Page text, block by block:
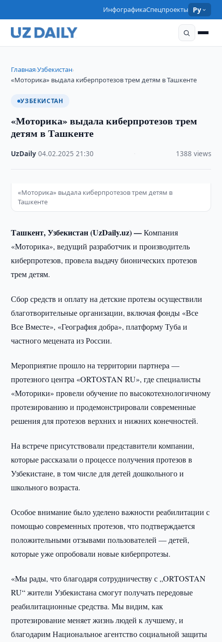
ИнфографикаСпецпроекты Ру
Главная›Узбекистан›
«Моторика» выдала киберпротезов трем детям в Ташкенте
УЗБЕКИСТАН
«Моторика» выдала киберпротезов трем
детям в Ташкенте
UzDaily ·04.02.2025 ·21:30 1388 views
«Моторика» выдала киберпротезов трем детям в
Ташкенте
Ташкент, Узбекистан (UzDaily.uz) —Компания
«Моторика», ведущий разработчик и производитель
киберпротезов, провела выдачу бионических протезов
трем детям.
Сбор средств и оплату на детские протезы осуществили
благотворительные организации, включая фонды «Все
Все Вместе», «География добра», платформу Туба и
частного мецената из России.
Мероприятие прошло на территории партнера —
протезного центра «ORTOSTAN RU», где специалисты
«Моторики» провели обучение по высокотехнологичному
протезированию и продемонстрировали современные
решения для протезов верхних и нижних конечностей.
На встрече присутствовали представители компании,
которые рассказали о процессе получения протезов в
Узбекистане, в том числе для детей дошкольного и
школьного возраста.
Особое внимание было уделено важности реабилитации с
помощью современных протезов, что подтверждается
положительными отзывами пользователей — детей,
которые уже опробовали новые киберпротезы.
«Мы рады, что благодаря сотрудничеству с „ORTOSTAN
RU“ жители Узбекистана смогут получать передовые
реабилитационные средства. Мы видим, как
протезирование меняет жизнь людей к лучшему, и
благодарим Национальное агентство социальной защиты